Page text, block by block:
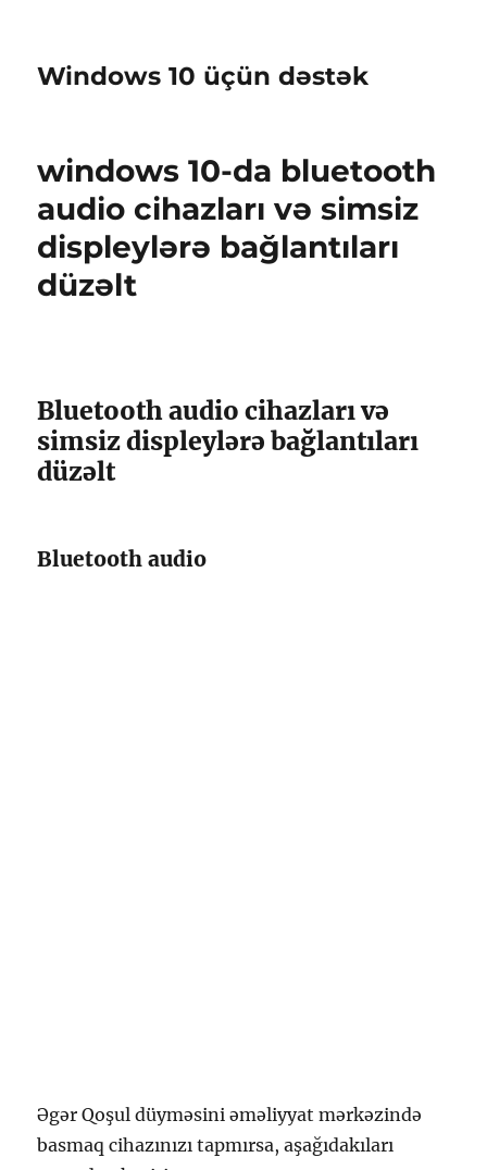
Windows 10 üçün dəstək
windows 10-da bluetooth
audio cihazları və simsiz
displeylərə bağlantıları
düzəlt
Bluetooth audio cihazları və
simsiz displeylərə bağlantıları
düzəlt
Bluetooth audio
Əgər Qoşul düyməsini əməliyyat mərkəzində
basmaq cihazınızı tapmırsa, aşağıdakıları